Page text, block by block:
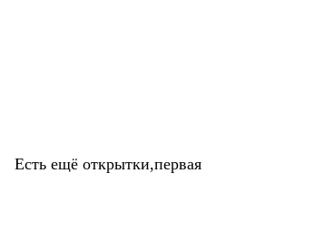
Есть ещё открытки,первая